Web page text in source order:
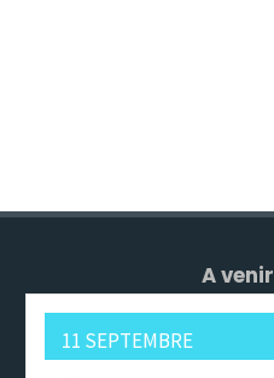
A venir
11 SEPTEMBRE